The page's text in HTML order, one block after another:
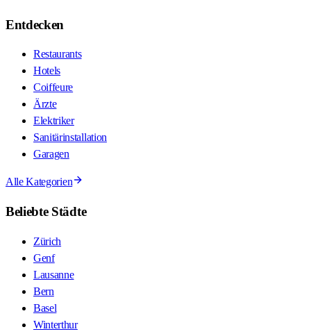
Entdecken
Restaurants
Hotels
Coiffeure
Ärzte
Elektriker
Sanitärinstallation
Garagen
Alle Kategorien
Beliebte Städte
Zürich
Genf
Lausanne
Bern
Basel
Winterthur